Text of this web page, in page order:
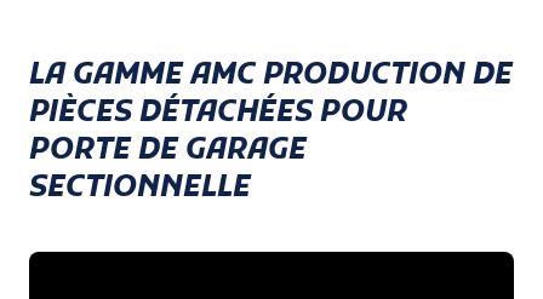
LA GAMME AMC PRODUCTION DE
PIÈCES DÉTACHÉES POUR
PORTE DE GARAGE
SECTIONNELLE